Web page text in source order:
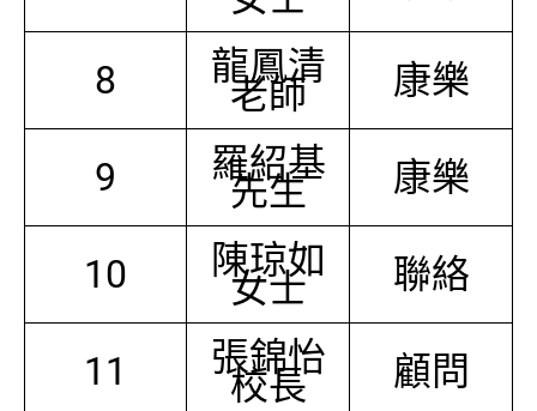
8 龍鳳清
老師 康樂
9 羅紹基
先生 康樂
10 陳琼如
女士 聯絡
11 張錦怡
校長 顧問